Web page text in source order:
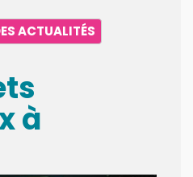
ACTUALITÉS
à